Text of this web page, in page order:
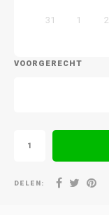
31 1 2
VOORGERECHT
DELEN: